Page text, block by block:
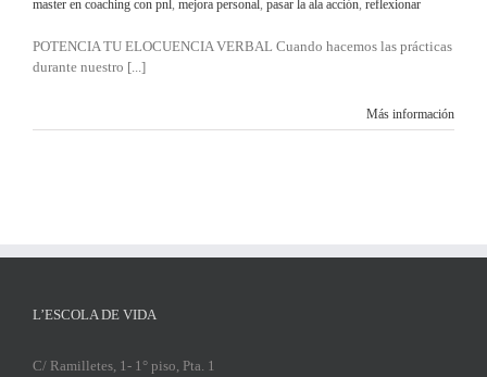
master en coaching con pnl, mejora personal, pasar la ala acción, reflexionar
POTENCIA TU ELOCUENCIA VERBAL Cuando hacemos las prácticas
durante nuestro [...]
Más información
L’ESCOLA DE VIDA
C/ Ramilletes, 1- 1° piso, Pta. 1